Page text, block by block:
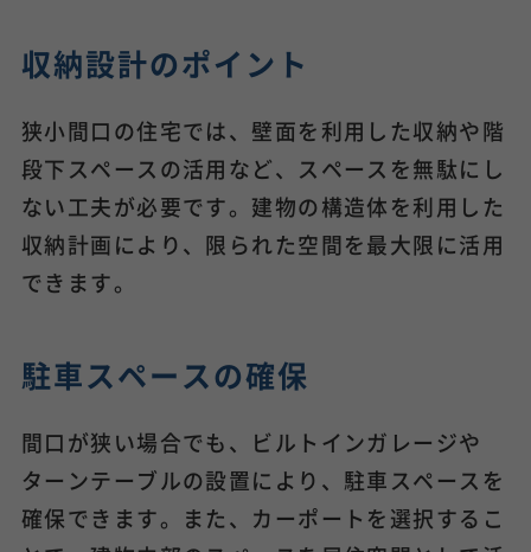
収納設計のポイント
狭小間口の住宅では、壁面を利用した収納や階
段下スペースの活用など、スペースを無駄にし
ない工夫が必要です。建物の構造体を利用した
収納計画により、限られた空間を最大限に活用
できます。
駐車スペースの確保
間口が狭い場合でも、ビルトインガレージや
ターンテーブルの設置により、駐車スペースを
確保できます。また、カーポートを選択するこ